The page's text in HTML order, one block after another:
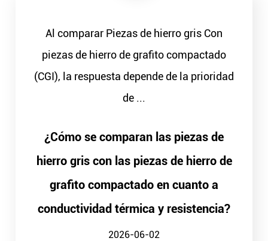
Al comparar Piezas de hierro gris Con
piezas de hierro de grafito compactado
(CGI), la respuesta depende de la prioridad
de ...
¿Cómo se comparan las piezas de
hierro gris con las piezas de hierro de
grafito compactado en cuanto a
conductividad térmica y resistencia?
2026-06-02